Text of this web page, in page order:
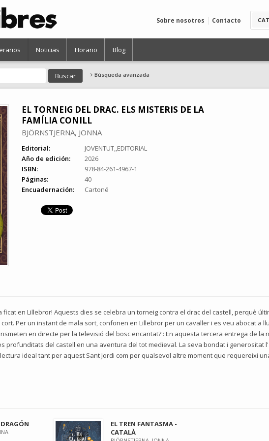
CAT
Sobre nosotros Contacto
Noticias Horario Blog
Búsqueda avanzada
EL TORNEIG DEL DRAC. ELS MISTERIS DE LA
FAMÍLIA CONILL
BJÖRNSTJERNA, JONNA
Editorial:
JOVENTUT,,EDITORIAL
Año de edición:
2026
ISBN:
978-84-261-4967-1
Páginas:
40
Encuadernación:
Cartoné
en Lillebror! Aquests dies se celebra un torneig contra el drac del castell, perquè
Per un instant de mala sort, confonen en Lillebror per un cavaller i es veu abocat a
en directe per la televisió del bosc encantat? : En aquesta tercera entrega de la
profunditats del castell en una aventura del tot medieval. La seva bondat i generositat
ideal tant per aquest Sant Jordi com per qualsevol altre moment que requereixi
EL TREN FANTASMA -
CATALÀ